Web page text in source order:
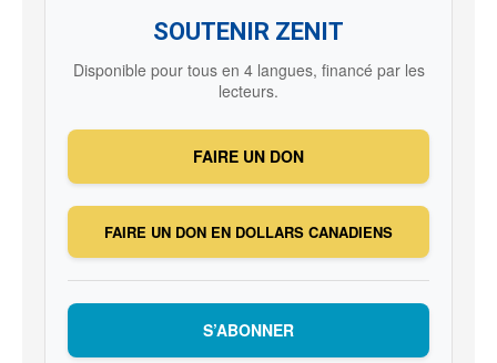
SOUTENIR ZENIT
Disponible pour tous en 4 langues, financé par les
lecteurs.
FAIRE UN DON
FAIRE UN DON EN DOLLARS CANADIENS
S’ABONNER